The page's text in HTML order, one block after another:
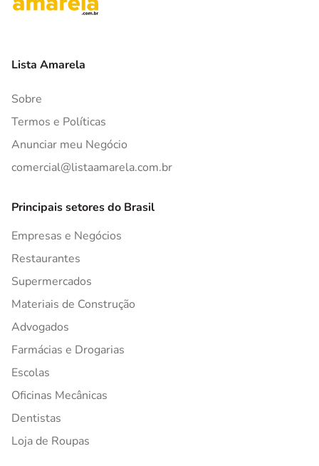
Lista Amarela
Sobre
Termos e Políticas
Anunciar meu Negócio
comercial@listaamarela.com.br
Principais setores do Brasil
Empresas e Negócios
Restaurantes
Supermercados
Materiais de Construção
Advogados
Farmácias e Drogarias
Escolas
Oficinas Mecânicas
Dentistas
Loja de Roupas